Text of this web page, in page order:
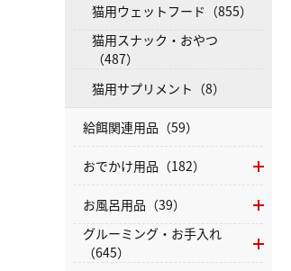
猫用ウェットフード（855）
猫用スナック・おやつ
（487）
猫用サプリメント（8）
給餌関連用品（59）
おでかけ用品（182）
お風呂用品（39）
グルーミング・お手入れ
（645）